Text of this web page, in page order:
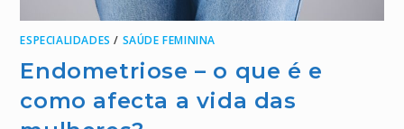
ESPECIALIDADES / SAÚDE FEMININA
Endometriose – o que é e
como afecta a vida das